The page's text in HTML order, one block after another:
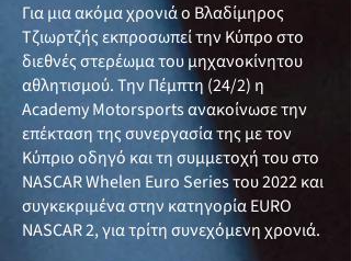
Για μια ακόμα χρονιά ο Βλαδίμηρος
Τζιωρτζής εκπροσωπεί την Κύπρο στο
διεθνές στερέωμα του μηχανοκίνητου
αθλητισμού. Την Πέμπτη (24/2) η
Academy Motorsports ανακοίνωσε την
επέκταση της συνεργασία της με τον
Κύπριο οδηγό και τη συμμετοχή του στο
NASCAR Whelen Euro Series του 2022 και
συγκεκριμένα στην κατηγορία EURO
NASCAR 2, για τρίτη συνεχόμενη χρονιά.